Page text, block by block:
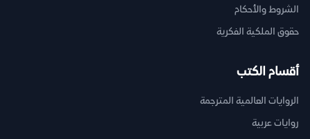
الشروط والأحكام
حقوق الملكية الفكرية
أقسام الكتب
الروايات العالمية المترجمة
روايات عربية